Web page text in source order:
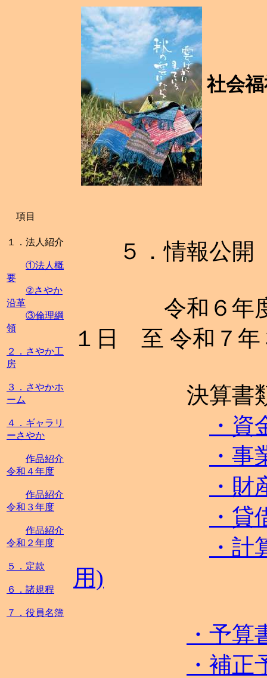
社会
項目
１．法人紹介
①法人概
要
②さやか
沿革
③倫理綱
領
２．さやか工
房
３．さやかホ
ーム
４．ギャラリ
ーさやか
作品紹介
令和４年度
作品紹介
令和３年度
作品紹介
令和２年度
５．定款
６．諸規程
７．役員名簿
５．情報公開
令和６年度 決
１日 至 令和７年
決算書
・
・
・財
・貸
・
用)
・予算
・補正